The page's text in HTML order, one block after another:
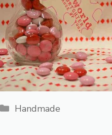
Категории
Handmade